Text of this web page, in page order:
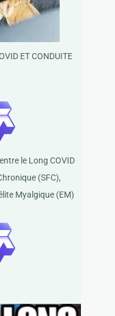
ET CONDUITE
le Long COVID
(SFC),
Myalgique (EM)